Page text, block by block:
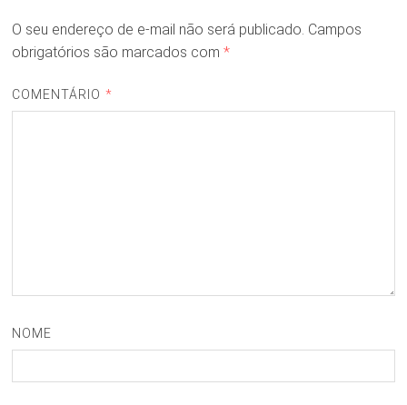
O seu endereço de e-mail não será publicado. Campos
obrigatórios são marcados com *
COMENTÁRIO *
NOME